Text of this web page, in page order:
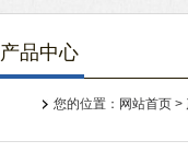
产品中心
您的位置： 网站首页 >